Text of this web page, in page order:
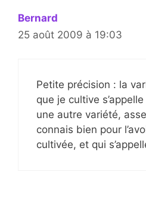
Bernard
25 août 2009 à 19:03
Petite précision : la
que je cultive s’appelle
une autre variété,
connais bien pour
cultivée, et qui